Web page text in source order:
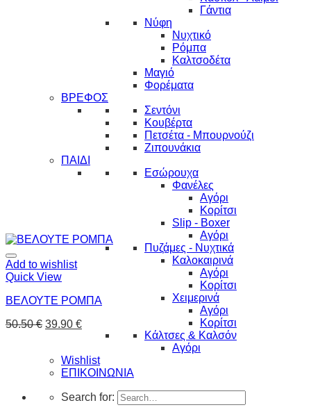
Γάντια
Νύφη
Νυχτικό
Ρόμπα
Καλτσοδέτα
Μαγιό
Φορέματα
ΒΡΕΦΟΣ
Σεντόνι
Κουβέρτα
Πετσέτα - Μπουρνούζι
Ζιπουνάκια
ΠΑΙΔΙ
Εσώρουχα
Φανέλες
Αγόρι
Κορίτσι
Slip - Boxer
Αγόρι
Πυζάμες - Νυχτικά
Καλοκαιρινά
Αγόρι
Κορίτσι
Χειμερινά
Αγόρι
Κορίτσι
Κάλτσες & Καλσόν
Αγόρι
Wishlist
ΕΠΙΚΟΙΝΩΝΙΑ
Search for:
Add to wishlist
Quick View
ΒΕΛΟΥΤΕ ΡΟΜΠΑ
50.50€ 39.90 €